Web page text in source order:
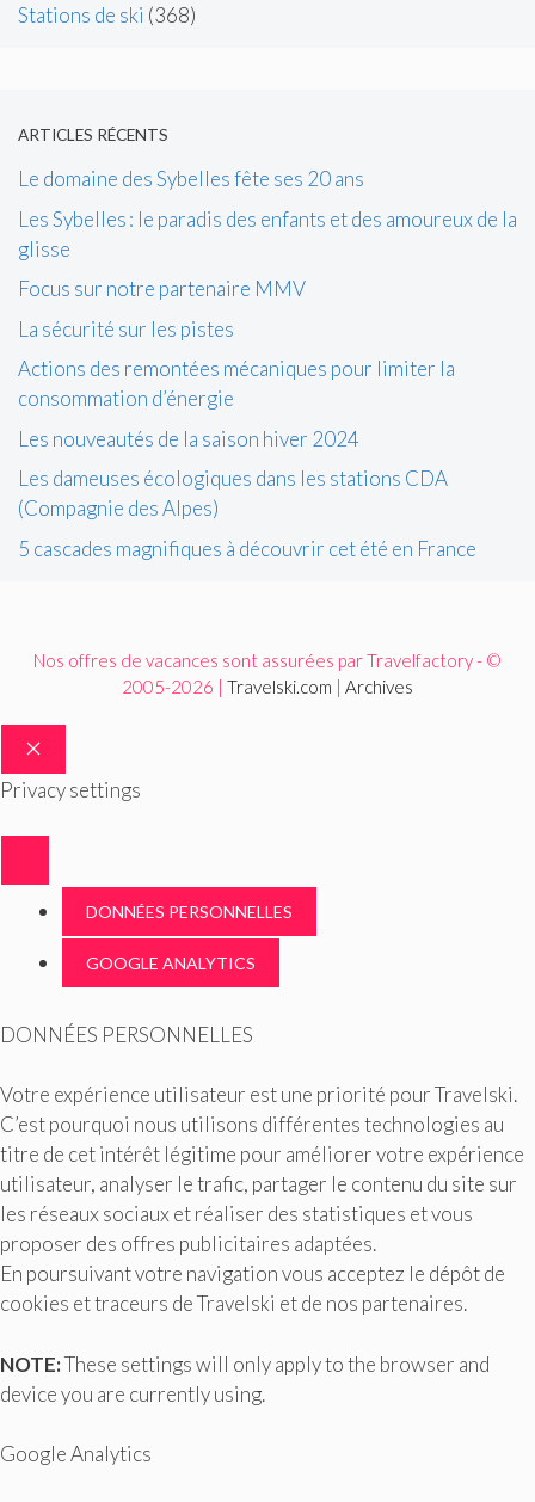
Stations de ski (368)
ARTICLES RÉCENTS
Le domaine des Sybelles fête ses 20 ans
Les Sybelles : le paradis des enfants et des amoureux de la
glisse
Focus sur notre partenaire MMV
La sécurité sur les pistes
Actions des remontées mécaniques pour limiter la
consommation d’énergie
Les nouveautés de la saison hiver 2024
Les dameuses écologiques dans les stations CDA
(Compagnie des Alpes)
5 cascades magnifiques à découvrir cet été en France
Nos offres de vacances sont assurées par Travelfactory - ©
2005-2026 | Travelski.com | Archives
FERMER
Privacy settings
DONNÉES PERSONNELLES
GOOGLE ANALYTICS
DONNÉES PERSONNELLES
Votre expérience utilisateur est une priorité pour Travelski.
C’est pourquoi nous utilisons différentes technologies au
titre de cet intérêt légitime pour améliorer votre expérience
utilisateur, analyser le trafic, partager le contenu du site sur
les réseaux sociaux et réaliser des statistiques et vous
proposer des offres publicitaires adaptées.
En poursuivant votre navigation vous acceptez le dépôt de
cookies et traceurs de Travelski et de nos partenaires.
NOTE:These settings will only apply to the browser and
device you are currently using.
Google Analytics